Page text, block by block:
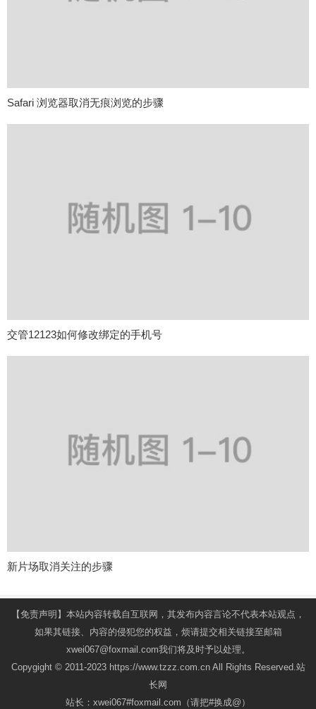
Safari 浏览器取消无痕浏览的步骤
交管12123如何修改绑定的手机号
新片场取消关注的步骤
【免责声明】本站内容转载自互联网，其发布内容言论不代表本站观点，
如果其链接、内容的侵犯您的权益，烦请提交相关链接至邮箱
xwei067@foxmail.com我们将及时予以处理。
Copygight © 2011-2023 https://www.tzzz.com.cn All Rights Reserved.站
长网
站长：xwei067#foxmail.com（请把#换成@）